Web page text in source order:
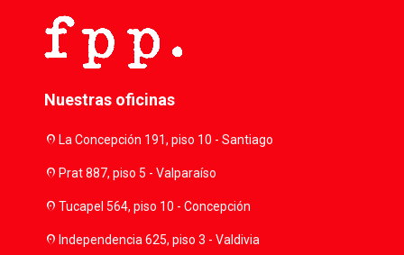
Nuestras oficinas
location_onLa Concepción 191, piso 10 - Santiago
location_onPrat 887, piso 5 - Valparaíso
location_onTucapel 564, piso 10 - Concepción
location_onIndependencia 625, piso 3 - Valdivia